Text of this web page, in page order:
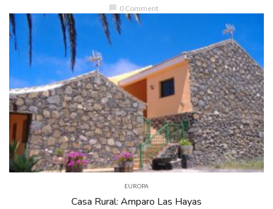
0 Comment
EUROPA
Casa Rural: Amparo Las Hayas